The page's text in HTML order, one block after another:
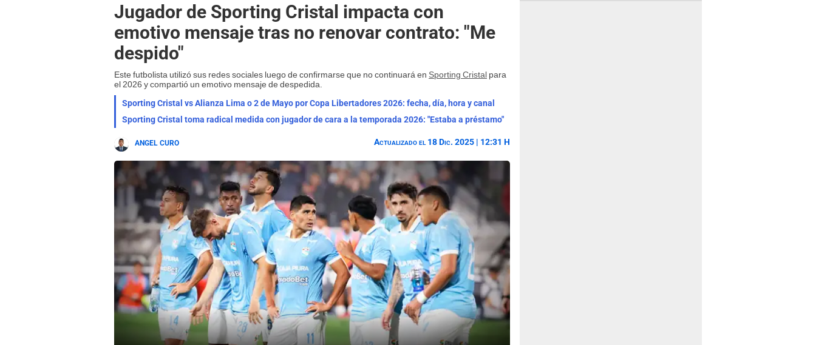
Jugador de Sporting Cristal impacta con
emotivo mensaje tras no renovar contrato: "Me
despido"
Este futbolista utilizó sus redes sociales luego de confirmarse que no continuará en Sporting Cristal para
el 2026 y compartió un emotivo mensaje de despedida.
Sporting Cristal vs Alianza Lima o 2 de Mayo por Copa Libertadores 2026: fecha, día, hora y canal
Sporting Cristal toma radical medida con jugador de cara a la temporada 2026: "Estaba a préstamo"
ANGEL CURO Actualizado el 18 Dic. 2025 | 12:31 H